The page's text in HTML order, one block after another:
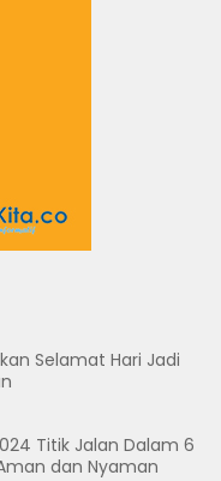
Selamat Hari Jadi
Titik Jalan Dalam 6
dan Nyaman